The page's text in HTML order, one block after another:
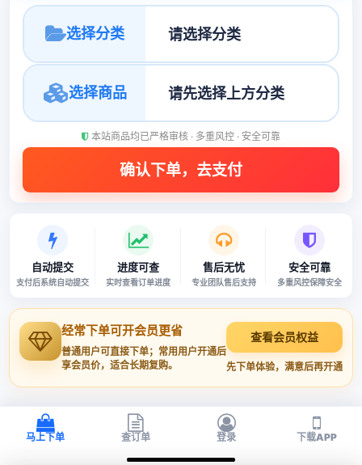
选择分类
选择商品
本站商品均已严格审核 · 多重风控 · 安全可靠
自动提交
支付后系统自动提交
进度可查
实时查看订单进度
售后无忧
专业团队售后支持
安全可靠
多重风控保障安全
经常下单可开会员更省
普通用户可直接下单；常用用户开通后
享会员价，适合长期复购。
查看会员权益
先下单体验，满意后再开通
马上下单 查订单 登录 下载APP